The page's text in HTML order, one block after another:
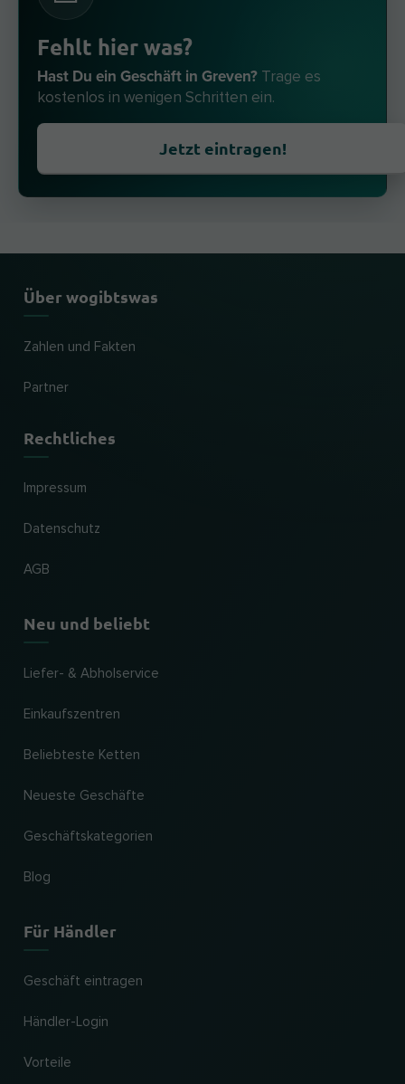
Fehlt hier was?
Hast Du ein Geschäft in Greven? Trage es
kostenlos in wenigen Schritten ein.
Jetzt eintragen!
Über wogibtswas
Zahlen und Fakten
Partner
Rechtliches
Impressum
Datenschutz
AGB
Neu und beliebt
Liefer- & Abholservice
Einkaufszentren
Beliebteste Ketten
Neueste Geschäfte
Geschäftskategorien
Blog
Für Händler
Geschäft eintragen
Händler-Login
Vorteile